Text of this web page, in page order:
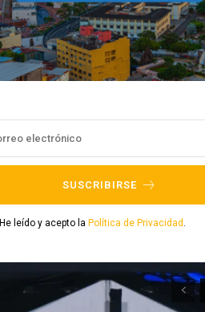
SUSCRIBIRSE
He leído y acepto la Política de Privacidad .